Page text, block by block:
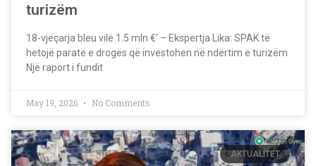
turizëm
18-vjeçarja bleu vilë 1.5 mln €’ – Ekspertja Lika: SPAK të
hetojë paratë e drogës që investohen në ndërtim e turizëm
Një raport i fundit
May 19, 2026 No Comments
AKTUALITET